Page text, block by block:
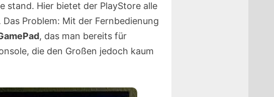
stand. Hier bietet der PlayStore alle
Problem: Mit der Fernbedienung
, das man bereits für
die den Großen jedoch kaum